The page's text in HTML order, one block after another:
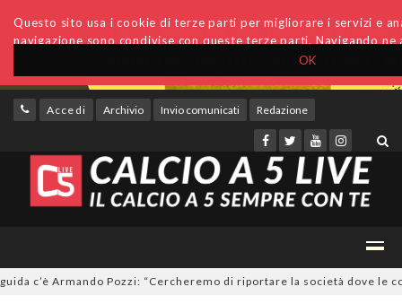
OK
Questo sito usa i cookie di terze parti per migliorare i servizi e
navigazione sono condivise con queste terze parti. Navigando
Accedi Archivio Invio comunicati Redazione
c’è Armando Pozzi: “Cercheremo di riportare la società dove le